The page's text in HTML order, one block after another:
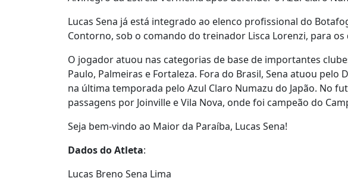
Lucas Sena já está integrado ao elenco profissional do
Contorno, sob o comando do treinador Lisca Lorenzi, para
O jogador atuou nas categorias de base de importantes
Paulo, Palmeiras e Fortaleza. Fora do Brasil, Sena atuou pelo
na última temporada pelo Azul Claro Numazu do Japão. No
passagens por Joinville e Vila Nova, onde foi campeão do
Seja bem-vindo ao Maior da Paraíba, Lucas Sena!
Dados do Atleta:
Lucas Breno Sena Lima